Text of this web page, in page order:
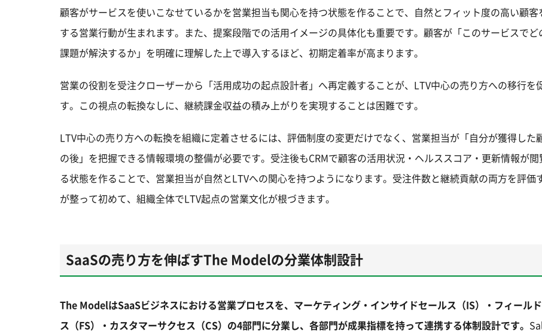
顧客がサービスを使いこなせているかを営業担当も関心を持つ状態を作ることで、自然とフィット度の高い顧客
する営業行動が生まれます。また、提案段階での活用イメージの具体化も重要です。顧客が「このサービスでど
課題が解決するか」を明確に理解した上で導入するほど、初期定着率が高まります。
営業の役割を受注クローザーから「活用成功の起点設計者」へ再定義することが、LTV中心の売り方への移行を
す。この視点の転換なしに、継続課金収益の積み上がりを実現することは困難です。
LTV中心の売り方への転換を組織に定着させるには、評価制度の変更だけでなく、営業担当が「自分が獲得した
の後」を把握できる情報環境の整備が必要です。受注後もCRMで顧客の活用状況・ヘルススコア・更新情報が閲
る状態を作ることで、営業担当が自然とLTVへの関心を持つようになります。受注件数と継続貢献の両方を評価
が整って初めて、組織全体でLTV起点の営業文化が根づきます。
SaaSの売り方を伸ばすThe Modelの分業体制設計
The ModelはSaaSビジネスにおける営業プロセスを、マーケティング・インサイドセールス（IS）・フィール
ス（FS）・カスタマーサクセス（CS）の4部門に分業し、各部門が成果指標を持って連携する体制設計です。